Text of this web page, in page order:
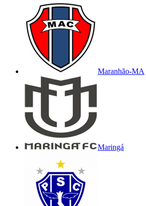
Maranhão-MA
Maringá